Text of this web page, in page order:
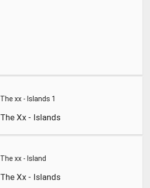
The xx - Islands 1
The Xx - Islands
The xx - Island
The Xx - Islands